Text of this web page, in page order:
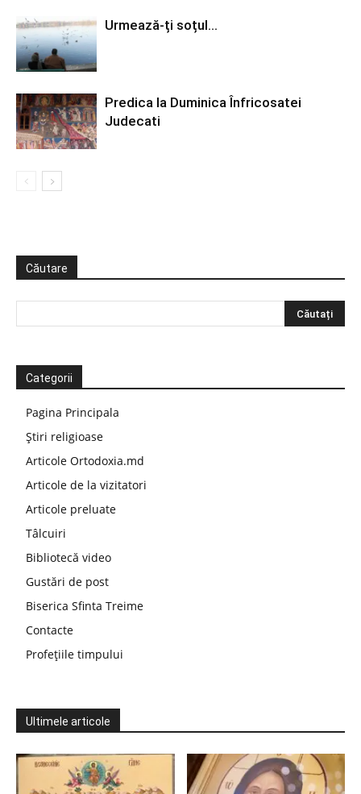
Urmează-ți soțul…
Predica la Duminica Înfricosatei
Judecati
Căutare
Categorii
Pagina Principala
Știri religioase
Articole Ortodoxia.md
Articole de la vizitatori
Articole preluate
Tâlcuiri
Bibliotecă video
Gustări de post
Biserica Sfinta Treime
Contacte
Profețiile timpului
Ultimele articole